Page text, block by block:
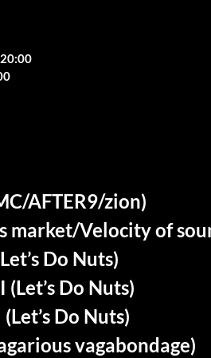
AFTER9/zion)
market/Velocity of
Do Nuts)
(Let’s Do Nuts)
Do Nuts)
vagabondage)